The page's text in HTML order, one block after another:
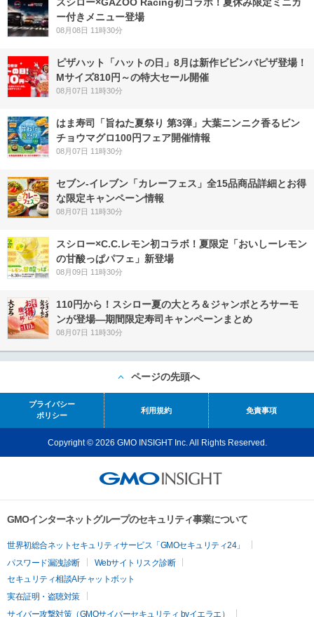
ー付きメニュー登場
08月08日 11時30分
ピザハット「ハットの日」8月は新作ビビンバピザ登場！
Mサイズ810円～の特大セール開催
08月07日 11時30分
はま寿司「旨ねた夏祭り 第3弾」大葉ニンニク香るビン
チョウマグロ100円フェア開催情報
08月07日 11時30分
セブン‐イレブン「カレーフェス」全15品商品詳細とお得
な限定キャンペーン情報
08月07日 11時30分
スシロー×C.C.レモン初コラボ！夏限定「おいしーレモン
の甘酸っぱパフェ」新登場
08月09日 11時30分
110円から！スシロー夏の大とろ＆ジャンボとろサーモ
ンが登場―期間限定寿司キャンペーンまとめ
08月07日 11時30分
ページの先頭へ
プライバシー
ポリシー
利用規約 免責事項
Copyright © 2026 GMO INSIGHT Inc. All Rights Reserved.
GMOインターネットグループのセキュリティ事業について
世界初総合ネットセキュリティサービス「GMOセキュリティ24」
パスワード漏洩診断
Webサイトリスク診断
セキュリティ相談AIチャットボット
実在証明・盗聴対策
サイバー攻撃対策（GMOサイバーセキュリティ byイエラエ）